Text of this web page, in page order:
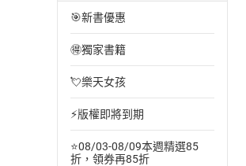
🎯新書優惠
🉐獨家書籍
💘樂天女孩
⚡版權即將到期
⭐08/03-08/09本週精選85
折，領券再85折